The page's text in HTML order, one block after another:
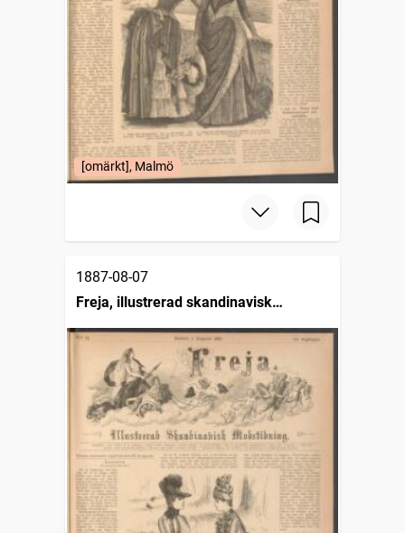
[omärkt], Malmö
1887-08-07
Freja, illustrerad skandinavisk